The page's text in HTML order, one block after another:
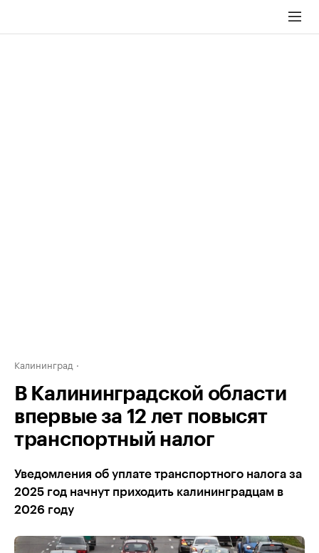
Калининград
В Калининградской области
впервые за 12 лет повысят
транспортный налог
Уведомления об уплате транспортного налога за
2025 год начнут приходить калининградцам в
2026 году